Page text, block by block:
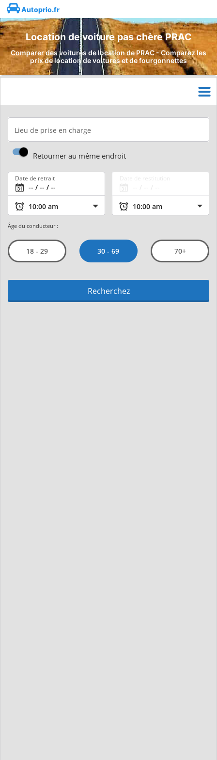
Autoprio.fr
Location de voiture pas chère PRAC
Comparer des voitures de location de PRAC - Comparez les
prix de location de voitures et de fourgonnettes
Lieu de prise en charge
Retourner au même endroit
Date de retrait
Âge du conducteur :
18 - 29 30 - 69 70+
Recherchez